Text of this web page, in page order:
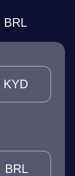
BRL
KYD
BRL